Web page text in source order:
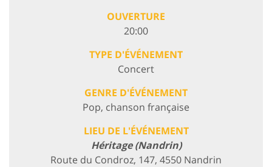
OUVERTURE
20:00
TYPE D'ÉVÉNEMENT
Concert
GENRE D'ÉVÉNEMENT
Pop, chanson française
LIEU DE L'ÉVÉNEMENT
Héritage (Nandrin)
Route du Condroz, 147, 4550 Nandrin